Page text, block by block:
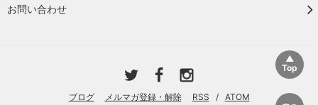
お問い合わせ
ブログ メルマガ登録・解除 RSS / ATOM